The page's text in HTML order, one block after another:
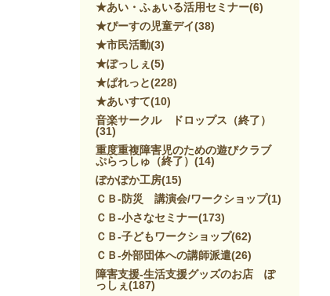
★あい・ふぁいる活用セミナー(6)
★ぴーすの児童デイ(38)
★市民活動(3)
★ぽっしぇ (5)
★ぱれっと(228)
★あいすて(10)
音楽サークル ドロップス（終了）
(31)
重度重複障害児のための遊びクラブ
ぷらっしゅ（終了） (14)
ぽかぽか工房(15)
ＣＢ-防災 講演会/ワークショップ(1)
ＣＢ-小さなセミナー(173)
ＣＢ-子どもワークショップ(62)
ＣＢ-外部団体への講師派遣(26)
障害支援-生活支援グッズのお店 ぽ
っしぇ (187)